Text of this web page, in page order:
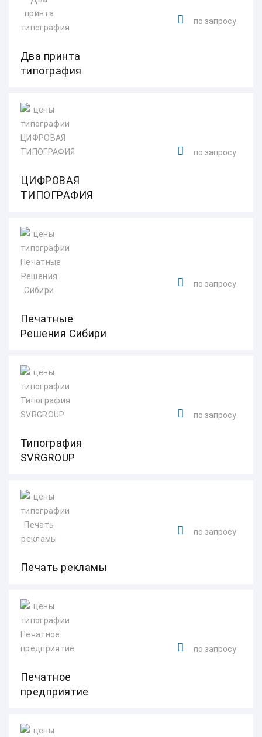
Два принта
типография
по запросу
ЦИФРОВАЯ
ТИПОГРАФИЯ
по запросу
Печатные
Решения Сибири
по запросу
Типография
SVRGROUP
по запросу
Печать рекламы
по запросу
Печатное
предприятие
по запросу